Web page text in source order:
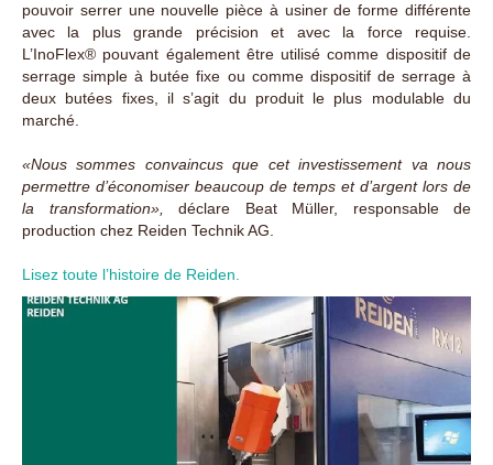
pouvoir serrer une nouvelle pièce à usiner de forme différente
avec la plus grande précision et avec la force requise.
L’InoFlex® pouvant également être utilisé comme dispositif de
serrage simple à butée fixe ou comme dispositif de serrage à
deux butées fixes, il s’agit du produit le plus modulable du
marché.
«Nous sommes convaincus que cet investissement va nous
permettre d’économiser beaucoup de temps et d’argent lors de
la transformation»,
déclare Beat Müller, responsable de
production chez Reiden Technik AG.
Lisez toute l’histoire de Reiden.